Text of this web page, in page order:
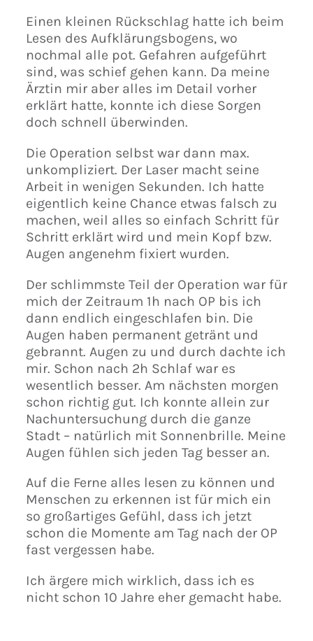
Einen kleinen Rückschlag hatte ich beim
Lesen des Aufklärungsbogens, wo
nochmal alle pot. Gefahren aufgeführt
sind, was schief gehen kann. Da meine
Ärztin mir aber alles im Detail vorher
erklärt hatte, konnte ich diese Sorgen
doch schnell überwinden.
Die Operation selbst war dann max.
unkompliziert. Der Laser macht seine
Arbeit in wenigen Sekunden. Ich hatte
eigentlich keine Chance etwas falsch zu
machen, weil alles so einfach Schritt für
Schritt erklärt wird und mein Kopf bzw.
Augen angenehm fixiert wurden.
Der schlimmste Teil der Operation war für
mich der Zeitraum 1h nach OP bis ich
dann endlich eingeschlafen bin. Die
Augen haben permanent getränt und
gebrannt. Augen zu und durch dachte ich
mir. Schon nach 2h Schlaf war es
wesentlich besser. Am nächsten morgen
schon richtig gut. Ich konnte allein zur
Nachuntersuchung durch die ganze
Stadt – natürlich mit Sonnenbrille. Meine
Augen fühlen sich jeden Tag besser an.
Auf die Ferne alles lesen zu können und
Menschen zu erkennen ist für mich ein
so großartiges Gefühl, dass ich jetzt
schon die Momente am Tag nach der OP
fast vergessen habe.
Ich ärgere mich wirklich, dass ich es
nicht schon 10 Jahre eher gemacht habe.